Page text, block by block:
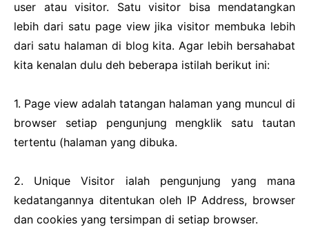
user atau visitor. Satu visitor bisa mendatangkan
lebih dari satu page view jika visitor membuka lebih
dari satu halaman di blog kita. Agar lebih bersahabat
kita kenalan dulu deh beberapa istilah berikut ini:
1. Page view adalah tatangan halaman yang muncul di
browser setiap pengunjung mengklik satu tautan
tertentu (halaman yang dibuka.
2. Unique Visitor ialah pengunjung yang mana
kedatangannya ditentukan oleh IP Address, browser
dan cookies yang tersimpan di setiap browser.